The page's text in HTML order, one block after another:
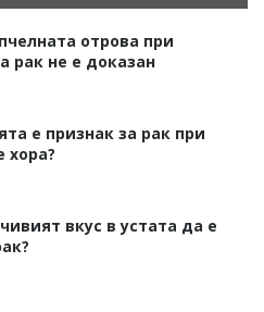
отрова при
рак не е доказан
е признак за рак при
хора?
вкус в устата да е